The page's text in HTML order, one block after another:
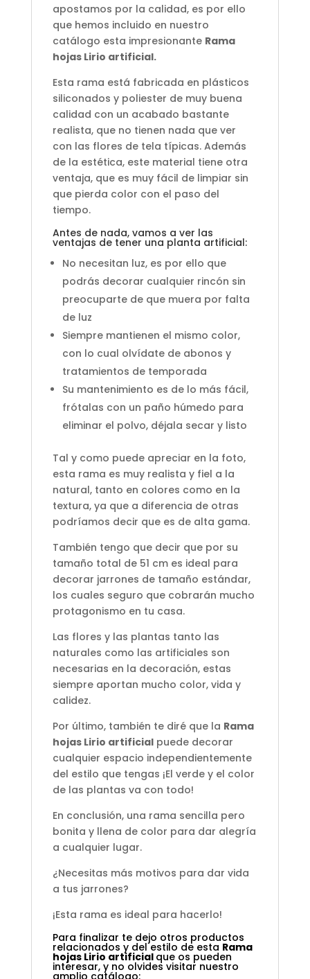
apostamos por la calidad, es por ello
que hemos incluido en nuestro
catálogo esta impresionante Rama
hojas Lirio artificial.
Esta rama está fabricada en plásticos
siliconados y poliester de muy buena
calidad con un acabado bastante
realista, que no tienen nada que ver
con las flores de tela típicas. Además
de la estética, este material tiene otra
ventaja, que es muy fácil de limpiar sin
que pierda color con el paso del
tiempo.
Antes de nada, vamos a ver las
ventajas de tener una planta artificial:
No necesitan luz, es por ello que
podrás decorar cualquier rincón sin
preocuparte de que muera por falta
de luz
Siempre mantienen el mismo color,
con lo cual olvídate de abonos y
tratamientos de temporada
Su mantenimiento es de lo más fácil,
frótalas con un paño húmedo para
eliminar el polvo, déjala secar y listo
Tal y como puede apreciar en la foto,
esta rama es muy realista y fiel a la
natural, tanto en colores como en la
textura, ya que a diferencia de otras
podríamos decir que es de alta gama.
También tengo que decir que por su
tamaño total de 51 cm es ideal para
decorar jarrones de tamaño estándar,
los cuales seguro que cobrarán mucho
protagonismo en tu casa.
Las flores y las plantas tanto las
naturales como las artificiales son
necesarias en la decoración, estas
siempre aportan mucho color, vida y
calidez.
Por último, también te diré que la Rama
hojas Lirio artificialpuede decorar
cualquier espacio independientemente
del estilo que tengas ¡El verde y el color
de las plantas va con todo!
En conclusión, una rama sencilla pero
bonita y llena de color para dar alegría
a cualquier lugar.
¿Necesitas más motivos para dar vida
a tus jarrones?
¡Esta rama es ideal para hacerlo!
Para finalizar te dejo otros productos
relacionados y del estilo de esta Rama
hojas Lirio artificial que os pueden
interesar, y no olvides visitar nuestro
amplio catálogo: